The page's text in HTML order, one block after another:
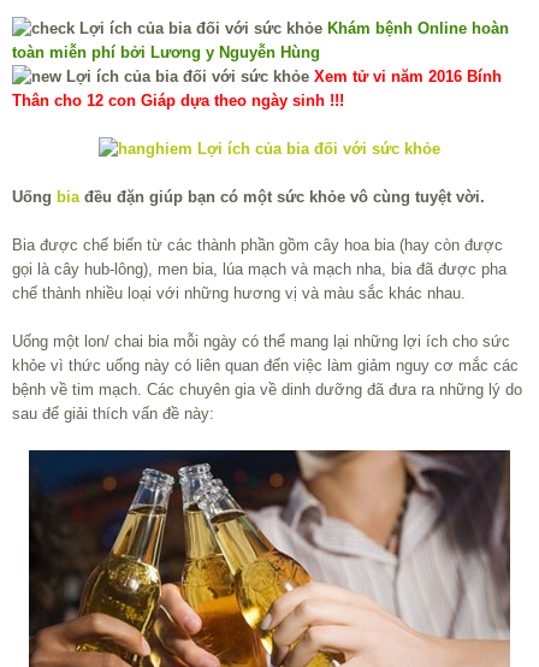
Khám bệnh Online hoàn
toàn miễn phí bởi Lương y Nguyễn Hùng
Xem tử vi năm 2016 Bính
Thân cho 12 con Giáp dựa theo ngày sinh !!!
Uống biađều đặn giúp bạn có một sức khỏe vô cùng tuyệt vời.
Bia được chế biến từ các thành phần gồm cây hoa bia (hay còn được
gọi là cây hub-lông), men bia, lúa mạch và mạch nha, bia đã được pha
chế thành nhiều loại với những hương vị và màu sắc khác nhau.
Uống một lon/ chai bia mỗi ngày có thể mang lại những lợi ích cho sức
khỏe vì thức uống này có liên quan đến việc làm giảm nguy cơ mắc các
bệnh về tim mạch. Các chuyên gia về dinh dưỡng đã đưa ra những lý do
sau để giải thích vấn đề này: